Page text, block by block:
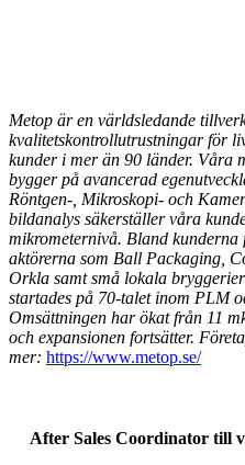
Metop är en världsledande
kvalitetskontrollutrustningar för
kunder i mer än 90 länder. Våra
bygger på avancerad
Röntgen-, Mikroskopi- och
bildanalys säkerställer våra
mikrometernivå. Bland
aktörerna som Ball Packaging,
Orkla samt små lokala
startades på 70-talet inom PLM
Omsättningen har ökat från 11
och expansionen fortsätter.
mer: https://www.metop.se/
After Sales Coordinator till